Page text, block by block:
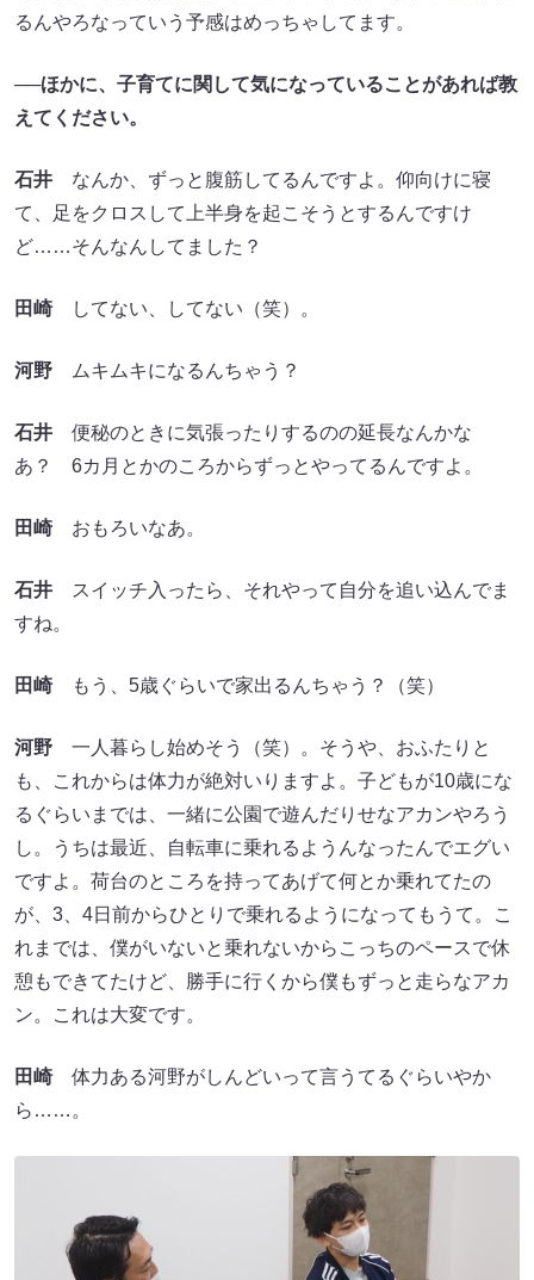
るんやろなっていう予感はめっちゃしてます。
──ほかに、子育てに関して気になっていることがあれば教
えてください。
石井 なんか、ずっと腹筋してるんですよ。仰向けに寝
て、足をクロスして上半身を起こそうとするんですけ
ど……そんなんしてました？
田崎してない、してない（笑）。
河野 ムキムキになるんちゃう？
石井 便秘のときに気張ったりするのの延長なんかな
あ？ 6カ月とかのころからずっとやってるんですよ。
田崎おもろいなあ。
石井 スイッチ入ったら、それやって自分を追い込んでま
すね。
田崎もう、5歳ぐらいで家出るんちゃう？（笑）
河野 一人暮らし始めそう（笑）。そうや、おふたりと
も、これからは体力が絶対いりますよ。子どもが10歳にな
るぐらいまでは、一緒に公園で遊んだりせなアカンやろう
し。うちは最近、自転車に乗れるようんなったんでエグい
ですよ。荷台のところを持ってあげて何とか乗れてたの
が、3、4日前からひとりで乗れるようになってもうて。こ
れまでは、僕がいないと乗れないからこっちのペースで休
憩もできてたけど、勝手に行くから僕もずっと走らなアカ
ン。これは大変です。
田崎体力ある河野がしんどいって言うてるぐらいやか
ら……。